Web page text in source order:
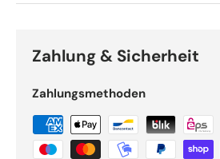
Zahlung & Sicherheit
Zahlungsmethoden